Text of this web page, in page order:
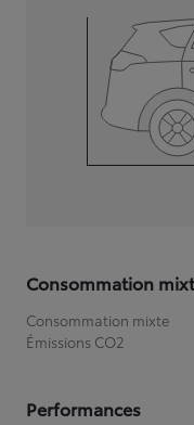
Consommation
Consommation mixte
Émissions CO2
Performances